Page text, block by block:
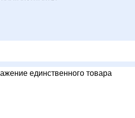
единственного товара